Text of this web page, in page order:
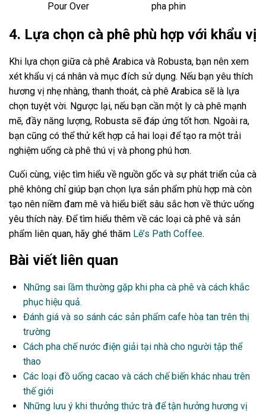
Pour Over pha phin
4. Lựa chọn cà phê phù hợp với khẩu vị
Khi lựa chọn giữa cà phê Arabica và Robusta, bạn nên xem
xét khẩu vị cá nhân và mục đích sử dụng. Nếu bạn yêu thích
hương vị nhẹ nhàng, thanh thoát, cà phê Arabica sẽ là lựa
chọn tuyệt vời. Ngược lại, nếu bạn cần một ly cà phê mạnh
mẽ, đầy năng lượng, Robusta sẽ đáp ứng tốt hơn. Ngoài ra,
bạn cũng có thể thử kết hợp cả hai loại để tạo ra một trải
nghiệm uống cà phê thú vị và phong phú hơn.
Cuối cùng, việc tìm hiểu về nguồn gốc và sự phát triển của cà
phê không chỉ giúp bạn chọn lựa sản phẩm phù hợp mà còn
tạo nên niềm đam mê và hiểu biết sâu sắc hơn về thức uống
yêu thích này. Để tìm hiểu thêm về các loại cà phê và sản
phẩm liên quan, hãy ghé thăm Lê’s Path Coffee.
Bài viết liên quan
Những sai lầm thường gặp khi pha cà phê và cách khắc
phục hiệu quả.
Đánh giá và so sánh các sản phẩm cafe hòa tan trên thị
trường
Cách pha chế nước điện giải tại nhà cho người tập thể
thao
Các loại đồ uống cacao và cách chế biến khác nhau trên
thế giới
Những lưu ý khi thưởng thức trà để tận hưởng hương vị